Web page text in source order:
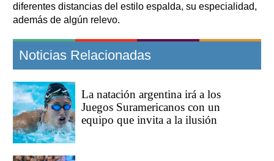
diferentes distancias del estilo espalda, su especialidad,
además de algún relevo.
Noticias Relacionadas
La natación argentina irá a los
Juegos Suramericanos con un
equipo que invita a la ilusión